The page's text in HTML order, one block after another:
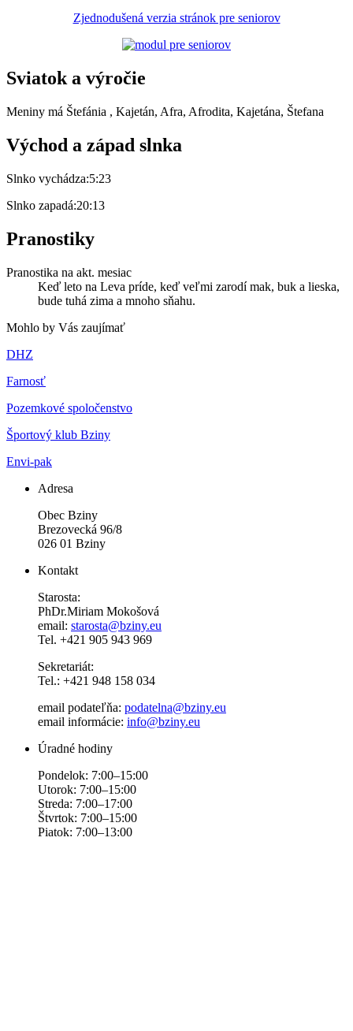
Zjednodušená verzia stránok pre seniorov
Sviatok a výročie
Meniny má Štefánia , Kajetán, Afra, Afrodita, Kajetána, Štefana
Východ a západ slnka
Slnko vychádza:5:23
Slnko zapadá:20:13
Pranostiky
Pranostika na akt. mesiac
Keď leto na Leva príde, keď veľmi zarodí mak, buk a lieska,
bude tuhá zima a mnoho sňahu.
Mohlo by Vás zaujímať
DHZ
Farnosť
Pozemkové spoločenstvo
Športový klub Bziny
Envi-pak
Adresa
Obec Bziny
Brezovecká 96/8
026 01 Bziny
Kontakt
Starosta:
PhDr.Miriam Mokošová
email: starosta@bziny.eu
Tel. +421 905 943 969
Sekretariát:
Tel.: +421 948 158 034
email podateľňa: podatelna@bziny.eu
email informácie: info@bziny.eu
Úradné hodiny
Pondelok: 7:00–15:00
Utorok: 7:00–15:00
Streda: 7:00–17:00
Štvrtok: 7:00–15:00
Piatok: 7:00–13:00